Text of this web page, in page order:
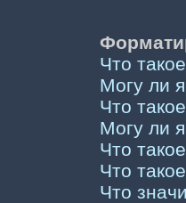
Что
Могу ли
Что
Могу ли
Что
Что
Что